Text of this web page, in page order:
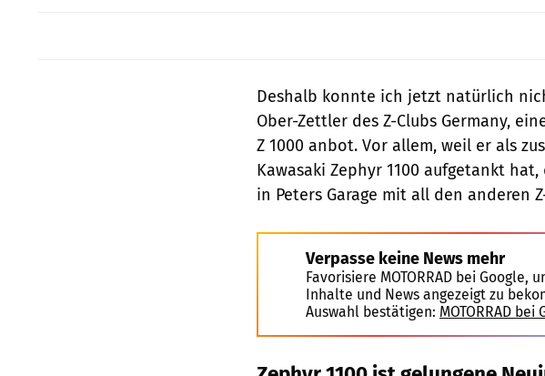
Deshalb konnte ich jetzt natürlich
Ober-Zettler des Z-Clubs Germany,
Z 1000 anbot. Vor allem, weil er als
Kawasaki Zephyr 1100 aufgetankt
in Peters Garage mit all den anderen
Verpasse keine News mehr
Favorisiere MOTORRAD bei
Inhalte und News angezeigt zu
Auswahl bestätigen: MOTORRAD